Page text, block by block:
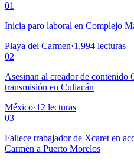
01
Inicia paro laboral en Complejo
Playa del Carmen·1,994 lecturas
02
Asesinan al creador de contenido
transmisión en Culiacán
México·12 lecturas
03
Fallece trabajador de Xcaret en
Carmen a Puerto Morelos